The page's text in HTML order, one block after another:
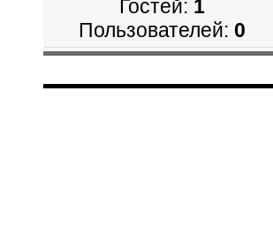
Гостей: 1
Пользователей: 0